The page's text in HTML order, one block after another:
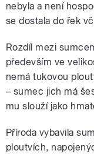
nebyla a není
se dostala do řek
Rozdíl mezi
především ve
nemá tukovou
– sumec jich má
mu slouží jako
Příroda vybavila
ploutvích,